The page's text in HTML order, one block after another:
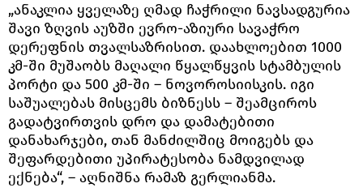
„ანაკლია ყველაზე ღმად ჩაჭრილი ნავსადგურია
შავი ზღვის აუზში ევრო-აზიური სავაჭრო
დერეფნის თვალსაზრისით. დაახლოებით 1000
კმ-ში მუშაობს მაღალი წყალწყვის სტამბულის
პორტი და 500 კმ-ში – ნოვოროსიისკის. იგი
საშუალებას მისცემს ბიზნესს – შეამციროს
გადატვირთვის დრო და დამატებითი
დანახარჯები, თან მანძილშიც მოიგებს და
შეფარდებითი უპირატესობა ნამდვილად
ექნება“, – აღნიშნა რამაზ გერლიანმა.